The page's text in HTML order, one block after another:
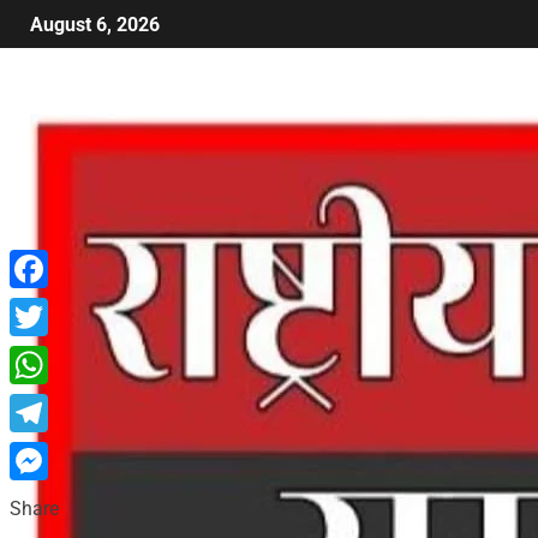
August 6, 2026
Facebook
Twitter
WhatsApp
Telegram
Messenger
Share